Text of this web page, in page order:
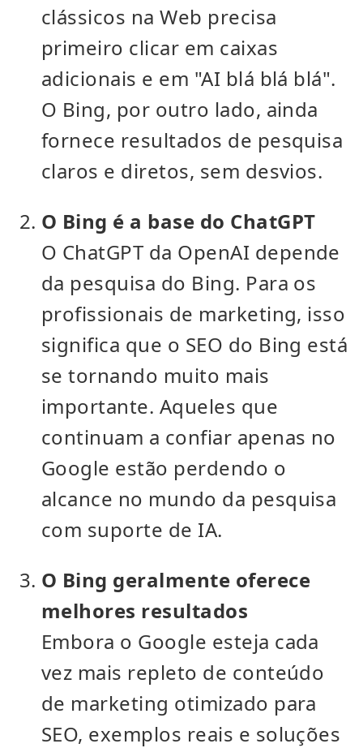
clássicos na Web precisa
primeiro clicar em caixas
adicionais e em "AI blá blá blá".
O Bing, por outro lado, ainda
fornece resultados de pesquisa
claros e diretos, sem desvios.
O Bing é a base do ChatGPT
O ChatGPT da OpenAI depende
da pesquisa do Bing. Para os
profissionais de marketing, isso
significa que o SEO do Bing está
se tornando muito mais
importante. Aqueles que
continuam a confiar apenas no
Google estão perdendo o
alcance no mundo da pesquisa
com suporte de IA.
O Bing geralmente oferece
melhores resultados
Embora o Google esteja cada
vez mais repleto de conteúdo
de marketing otimizado para
SEO, exemplos reais e soluções